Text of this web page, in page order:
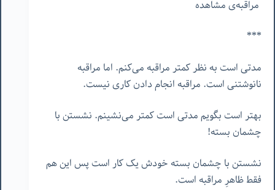
مراقبه‌ی مشاهده
***
مدتی است به نظر کمتر مراقبه می‌کنم. اما مراقبه
نانوشتنی است. مراقبه انجام دادن کاری نیست.
بهتر است بگویم مدتی است کمتر می‌نشینم. نشستن با
چشمان بسته!
نشستن با چشمان بسته خودش یک کار است پس این هم
فقط ظاهرِ مراقبه است.